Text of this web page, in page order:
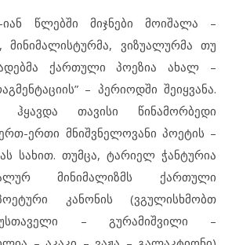
იან წლებში მიჯნები მოიშალა –
მინიმალისტურმა, ვიზუალურმა თუ
ქართული პოეზია ახალ –
– პერიოდში შეიყვანა.
ჰყავდა თავისი წინამორბედი
ერთი მნიშვნელოვანი პოეტის –
სახით. თუმცა, ტარიელ ჭანტურია
მინიმალიზმს ქართული
კანონის (ვგულისხმობთ
– გურამიშვილი –